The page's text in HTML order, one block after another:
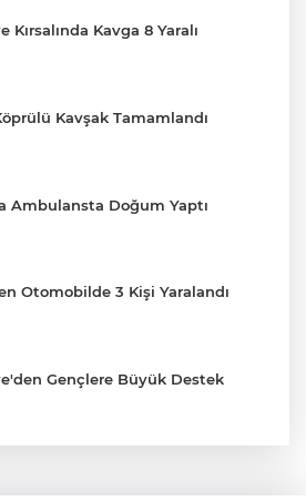
Kırsalında Kavga 8 Yaralı
Kavşak Tamamlandı
Ambulansta Doğum Yaptı
Otomobilde 3 Kişi Yaralandı
Gençlere Büyük Destek